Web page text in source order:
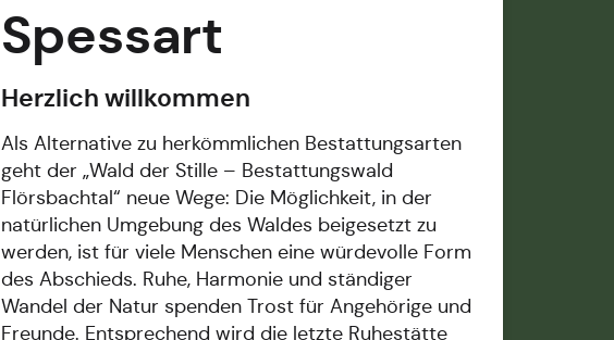
Spessart
Herzlich willkommen
Als Alternative zu herkömmlichen Bestattungsarten
geht der „Wald der Stille – Bestattungswald
Flörsbachtal“ neue Wege: Die Möglichkeit, in der
natürlichen Umgebung des Waldes beigesetzt zu
werden, ist für viele Menschen eine würdevolle Form
des Abschieds. Ruhe, Harmonie und ständiger
Wandel der Natur spenden Trost für Angehörige und
Freunde. Entsprechend wird die letzte Ruhestätte